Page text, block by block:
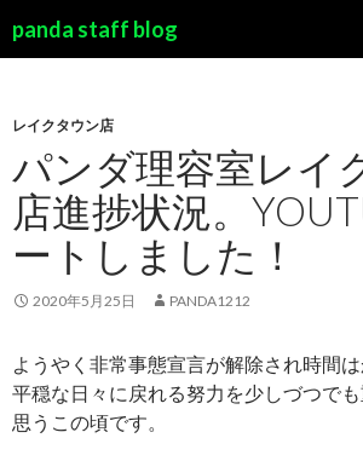
panda staff blog
レイクタウン店
パンダ理容室レイ
店進捗状況。
ートしました！
2020年5月25日 PANDA1212
ようやく非常事態宣言が解除され時間
平穏な日々に戻れる努力を少しづつで
思うこの頃です。